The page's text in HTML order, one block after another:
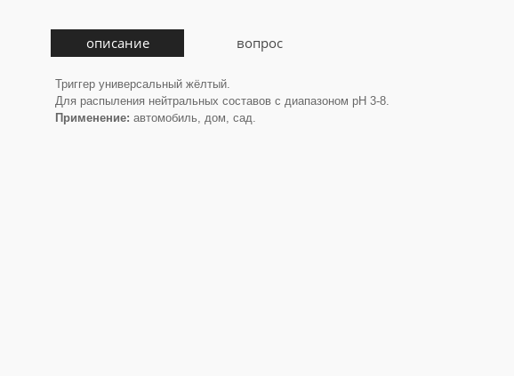
описание вопрос
Триггер универсальный жёлтый.
Для распыления нейтральных составов с диапазоном pH 3-8.
Применение: автомобиль, дом, сад.